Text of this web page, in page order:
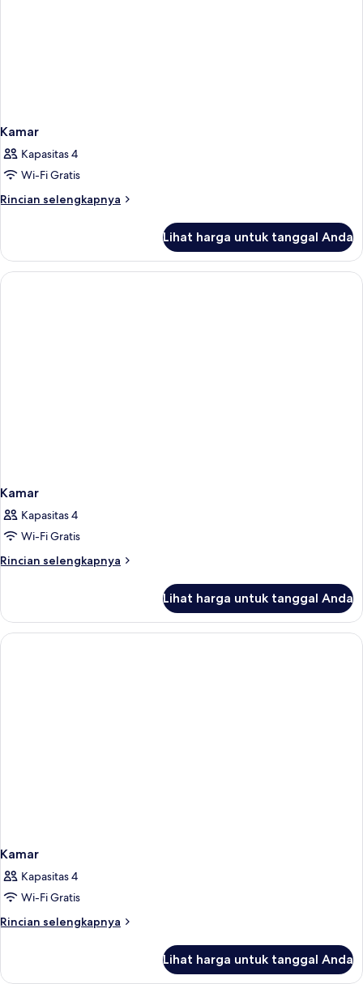
Kamar
Kapasitas 4
Wi-Fi Gratis
Rincian selengkapnya
Rincian
Kamar
Lihat harga untuk tanggal Anda
Kamar
Kapasitas 4
Wi-Fi Gratis
Rincian selengkapnya
Rincian
Kamar
Lihat harga untuk tanggal Anda
Kamar
Kapasitas 4
Wi-Fi Gratis
Rincian selengkapnya
Rincian
Kamar
Lihat harga untuk tanggal Anda